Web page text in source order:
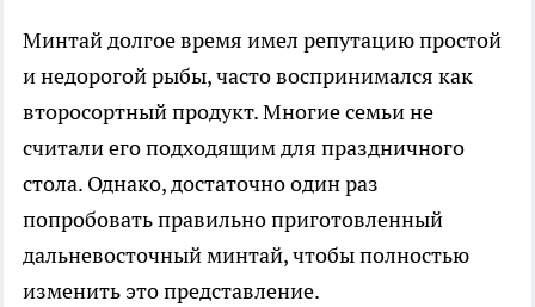
Минтай долгое время имел репутацию простой
и недорогой рыбы, часто воспринимался как
второсортный продукт. Многие семьи не
считали его подходящим для праздничного
стола. Однако, достаточно один раз
попробовать правильно приготовленный
дальневосточный минтай, чтобы полностью
изменить это представление.